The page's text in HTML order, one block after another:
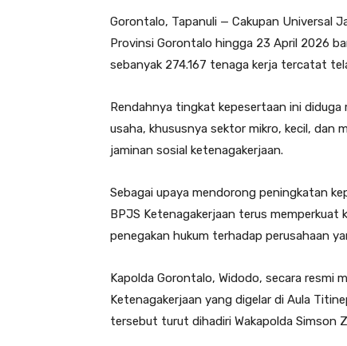
Gorontalo, Tapanuli — Cakupan Universal
Provinsi Gorontalo hingga 23 April 2026
sebanyak 274.167 tenaga kerja tercatat
Rendahnya tingkat kepesertaan ini
usaha, khususnya sektor mikro, kecil, dan
jaminan sosial ketenagakerjaan.
Sebagai upaya mendorong peningkatan
BPJS Ketenagakerjaan terus memperkuat
penegakan hukum terhadap perusahaan
Kapolda Gorontalo, Widodo, secara resmi
Ketenagakerjaan yang digelar di Aula
tersebut turut dihadiri Wakapolda Simson